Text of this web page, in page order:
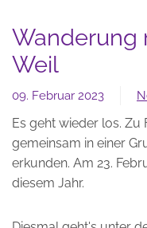
Wanderung
Weil
09. Februar 2023
Es geht wieder los. Zu
gemeinsam in einer
erkunden. Am 23.
diesem Jahr.